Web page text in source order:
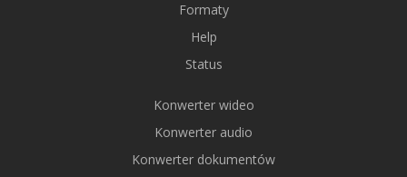
Formaty
Help
Status
Konwerter wideo
Konwerter audio
Konwerter dokumentów